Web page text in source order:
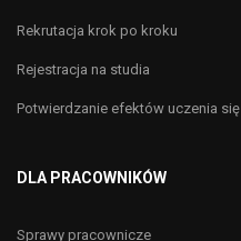
Rekrutacja krok po kroku
Rejestracja na studia
Potwierdzanie efektów uczenia się
DLA PRACOWNIKÓW
Sprawy pracownicze